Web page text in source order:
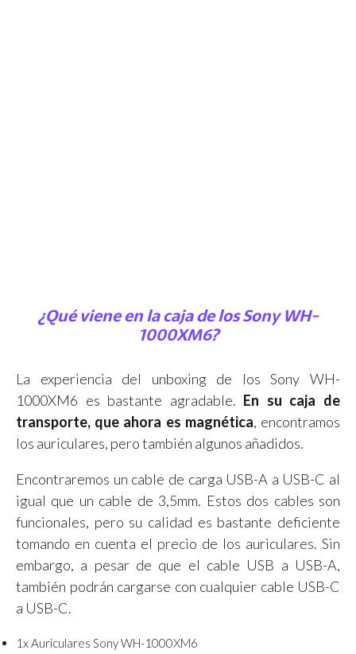
¿Qué viene en la caja de los Sony WH-
1000XM6?
La experiencia del unboxing de los Sony WH-
1000XM6 es bastante agradable. En su caja de
transporte, que ahora es magnética, encontramos
los auriculares, pero también algunos añadidos.
Encontraremos un cable de carga USB-A a USB-C al
igual que un cable de 3,5mm. Estos dos cables son
funcionales, pero su calidad es bastante deficiente
tomando en cuenta el precio de los auriculares. Sin
embargo, a pesar de que el cable USB a USB-A,
también podrán cargarse con cualquier cable USB-C
a USB-C.
1x Auriculares Sony WH-1000XM6